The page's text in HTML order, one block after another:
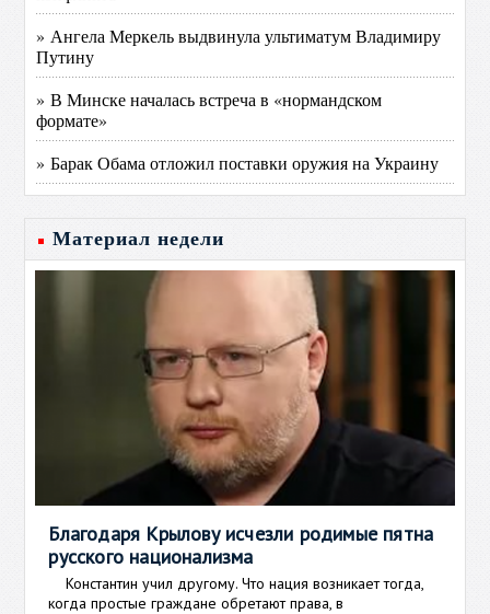
» Ангела Меркель выдвинула ультиматум Владимиру
Путину
» В Минске началась встреча в «нормандском
формате»
» Барак Обама отложил поставки оружия на Украину
Материал недели
Благодаря Крылову исчезли родимые пятна
русского национализма
Константин учил другому. Что нация возникает тогда,
когда простые граждане обретают права, в